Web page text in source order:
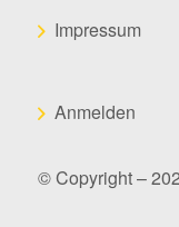
Impressum
Anmelden
© Copyright –